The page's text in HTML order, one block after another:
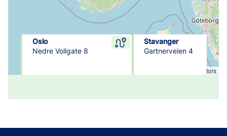
Oslo
Nedre Vollgate 8
Stavanger
Gartnerveien 4
© OpenStreetMap contributors